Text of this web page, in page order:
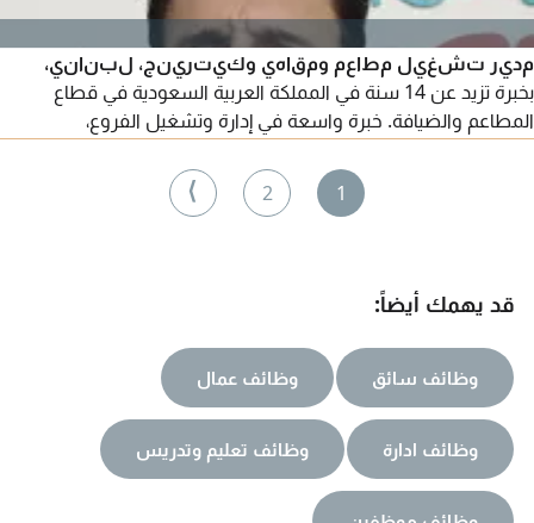
مدير تشغيل مطاعم ومقاهي وكيترينج، لبناني،
بخبرة تزيد عن 14 سنة في المملكة العربية السعودية في قطاع
المطاعم والضيافة. خبرة واسعة في إدارة وتشغيل الفروع،
وضبط التكاليف و P L وإدارة المخزون، وسلامة الغذاء وفق معايير
1
2
⟩
قد يهمك أيضاً:
وظائف سائق وظائف عمال
وظائف ادارة وظائف تعليم وتدريس